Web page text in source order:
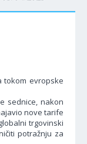
tokom evropske
sednice, nakon
nove tarife
trgovinski
potražnju za